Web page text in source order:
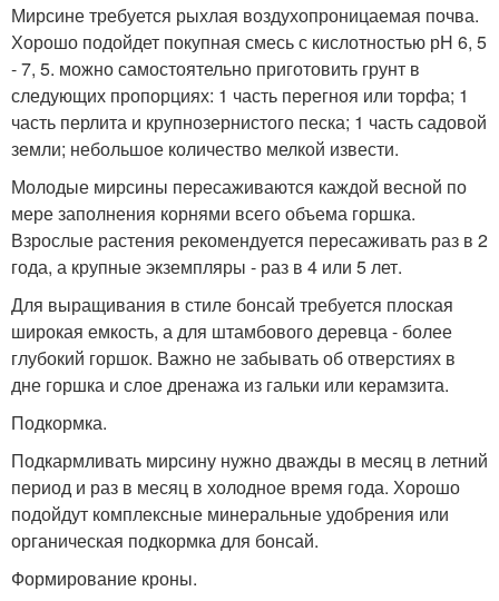
Мирсине требуется рыхлая воздухопроницаемая почва.
Хорошо подойдет покупная смесь с кислотностью рН 6, 5
- 7, 5. можно самостоятельно приготовить грунт в
следующих пропорциях: 1 часть перегноя или торфа; 1
часть перлита и крупнозернистого песка; 1 часть садовой
земли; небольшое количество мелкой извести.
Молодые мирсины пересаживаются каждой весной по
мере заполнения корнями всего объема горшка.
Взрослые растения рекомендуется пересаживать раз в 2
года, а крупные экземпляры - раз в 4 или 5 лет.
Для выращивания в стиле бонсай требуется плоская
широкая емкость, а для штамбового деревца - более
глубокий горшок. Важно не забывать об отверстиях в
дне горшка и слое дренажа из гальки или керамзита.
Подкормка.
Подкармливать мирсину нужно дважды в месяц в летний
период и раз в месяц в холодное время года. Хорошо
подойдут комплексные минеральные удобрения или
органическая подкормка для бонсай.
Формирование кроны.